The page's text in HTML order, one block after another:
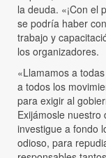
la deuda. «¡Con el
se podría haber
trabajo y
los organizadores.
«Llamamos a
a todos los
para exigir al
Exijámosle
investigue a fondo
odioso, para